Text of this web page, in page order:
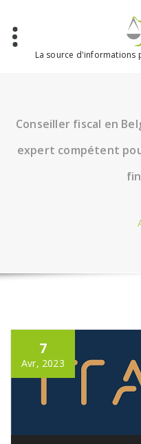
contenu
La source d'informations
Conseiller fiscal en
expert compétent
7
Avr, 2023